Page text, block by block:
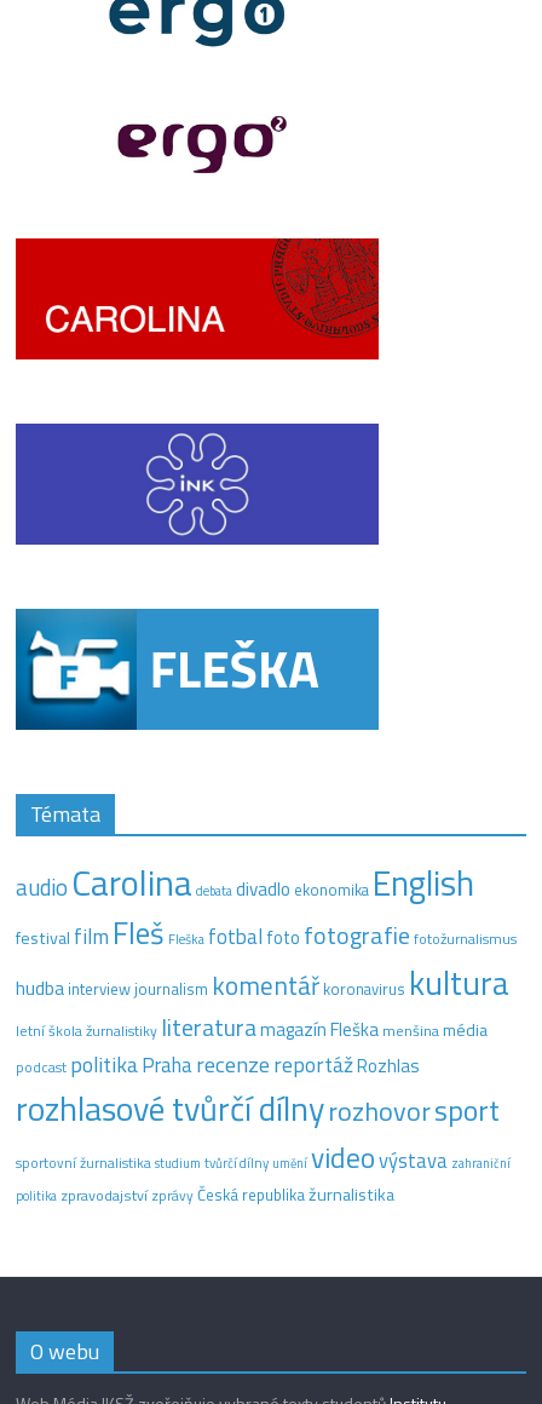
Témata
audio Carolina debata divadlo ekonomika English
festival film Fleš Fleška fotbal foto fotografie fotožurnalismus
hudba interview journalism komentář koronavirus kultura
letní škola žurnalistiky literaturamagazín Fleška menšinamédia
podcast politikaPraharecenzereportážRozhlas
rozhlasové tvůrčí dílnyrozhovorsport
sportovní žurnalistika studium tvůrčí dílny uměnívideovýstava zahraniční
politika zpravodajstvízprávyČeská republikažurnalistika
O webu